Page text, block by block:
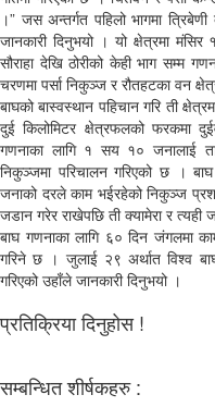
।” जस अन्तर्गत पहिलो भागमा
जानकारी दिनुभयो । यो क्षेत्रमा
सौराहा देखि ठोरीको केही भाग सम्म
चरणमा पर्सा निकुञ्ज र रौतहटका वन
बाघको बास्वस्थान पहिचान गरि ती
दुई किलोमिटर क्षेत्रफलको फरकमा
गणनाका लागि १ सय १० जनालाई
निकुञ्जमा परिचालन गरिएको छ ।
जनाको दरले काम भईरहेको निकुञ्ज
जडान गरेर राखेपछि ती क्यामेरा र
बाघ गणनाका लागि ६० दिन जंगलमा
गरिने छ । जुलाई २९ अर्थात विश्व
गरिएको उहाँले जानकारी दिनुभयो ।
प्रतिक्रिया दिनुहोस !
सम्बन्धित शीर्षकहरु :